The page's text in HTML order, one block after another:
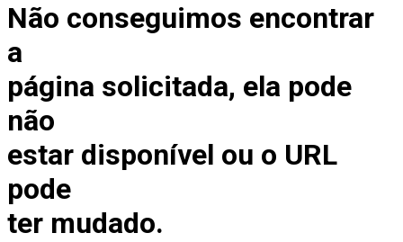
Não conseguimos encontrar
a
página solicitada, ela pode
não
estar disponível ou o URL
pode
ter mudado.